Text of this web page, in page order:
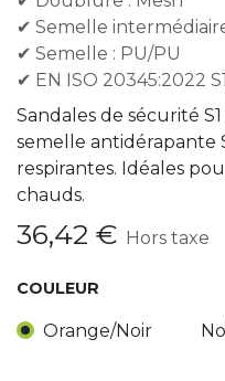
✔ Semelle
✔ Semelle : PU/PU
✔ EN ISO 20345:2022
Sandales de sécurité
semelle antidérapante
respirantes. Idéales
chauds.
36,42 € Hors taxe
COULEUR
Orange/Noir